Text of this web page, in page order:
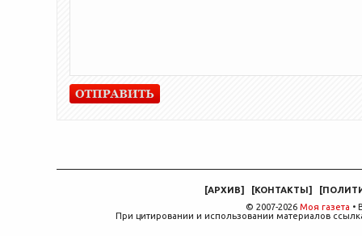
[АРХИВ] [КОНТАКТЫ] [
© 2007-2026 Моя газета •
При цитировании и использовании материалов